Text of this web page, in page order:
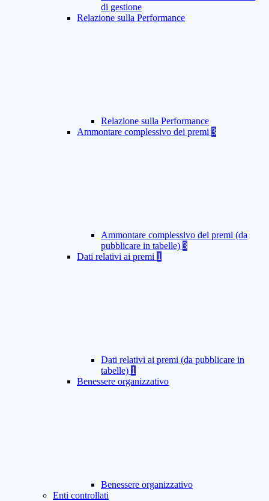
di gestione
Relazione sulla Performance
Relazione sulla Performance
Ammontare complessivo dei premi 3
Ammontare complessivo dei premi (da
pubblicare in tabelle) 3
Dati relativi ai premi 1
Dati relativi ai premi (da pubblicare in
tabelle) 1
Benessere organizzativo
Benessere organizzativo
Enti controllati